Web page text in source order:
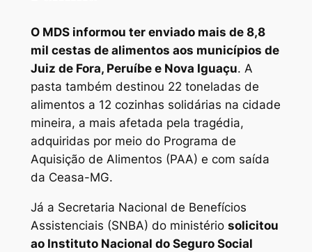
O MDS informou ter enviado mais de 8,8
mil cestas de alimentos aos municípios de
Juiz de Fora, Peruíbe e Nova Iguaçu. A
pasta também destinou 22 toneladas de
alimentos a 12 cozinhas solidárias na cidade
mineira, a mais afetada pela tragédia,
adquiridas por meio do Programa de
Aquisição de Alimentos (PAA) e com saída
da Ceasa-MG.
Já a Secretaria Nacional de Benefícios
Assistenciais (SNBA) do ministério solicitou
ao Instituto Nacional do Seguro Social